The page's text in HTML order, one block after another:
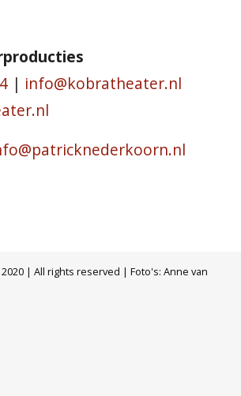
| info@kobratheater.nl
| All rights reserved | Foto's: Anne van